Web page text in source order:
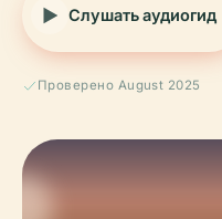
Слушать аудиогид
Проверено August 2025